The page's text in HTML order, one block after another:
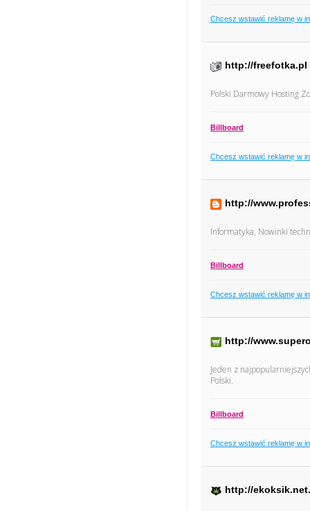
Chcesz wstawić reklamę w
http://freefotka.pl
Polski Darmowy Hosting
Billboard
Chcesz wstawić reklamę w
http://
Informatyka, Nowinki
Billboard
Chcesz wstawić reklamę w
http://
Jeden z
Polski.
Billboard
Chcesz wstawić reklamę w
http://